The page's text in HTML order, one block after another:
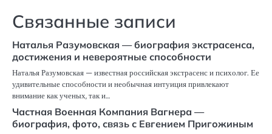
Связанные записи
Наталья Разумовская — биография экстрасенса,
достижения и невероятные способности
Наталья Разумовская — известная российская экстрасенс и психолог. Ее
удивительные способности и необычная интуиция привлекают
внимание как ученых, так и…
Частная Военная Компания Вагнера —
биография, фото, связь с Евгением Пригожиным